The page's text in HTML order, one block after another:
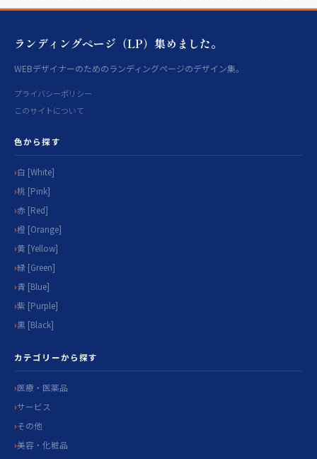
ランディングページ（LP）集めました。
WEBデザイナーのためのランディングページのデザイン集。
プライバシーポリシー
このサイトについて
色から探す
白 [White]
桃 [Pink]
赤 [Red]
橙 [Orange]
黄 [Yellow]
緑 [Green]
青 [Blue]
紫 [Purple]
黒 [Black]
カテゴリーから探す
医療・医薬品
サービス
その他
美容・化粧品